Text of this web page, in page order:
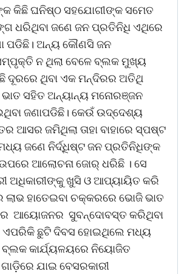
କିଛି ଘନିଷ୍ଠ ସହଯୋଗୀଙ୍କ ସମେତ
ଧରିଥିବା ଜଣେ ଜନ ପ୍ରତିନିଧି ଏଥିରେ
ପଡିଛି। ଅନ୍ୟ କୌଣସି ଜନ
ନ ଥିଲା ବେଳେ ବ୍ଲକ ମୁଖ୍ୟ
ଦୂରରେ ଥିବା ଏକ ମନ୍ଦିରର ଅତିଥି
ସହିତ ଅନ୍ୟାନ୍ୟ ମନୋରଞ୍ଜନ
ଜଣାପଡିଛି। କେଉଁ ଉଦ୍ଦେଶ୍ୟ
ଆସର ଜମିଥିଲା ତାହା ବାହାରେ ସ୍ପଷ୍ଟ
ଜଣେ ନିର୍ଦ୍ଧିଷ୍ଟ ଜନ ପ୍ରତିନିଧିଙ୍କ
ଆଲୋଚନା ଜୋର୍ ଧରିଛି । ସେ
ଅଧିକାରୀଙ୍କୁ ଖୁସି ଓ ଆପ୍ୟାୟିତ କରି
ହାତେଇବା ଚକ୍କରରେ ଭୋଜି ଭାତ
ଆୟୋଜନର ସୁବନ୍ଦୋବସ୍ତ କରିଥିବା
ଏପରିକି ଛୁଟି ଦିବସ ହୋଇଥିଲେ ମଧ୍ୟ
ବ୍ଲକ କାର୍ଯ୍ୟଳୟରେ ନିୟୋଜିତ
ଯାଇ ବେସରକାରୀ